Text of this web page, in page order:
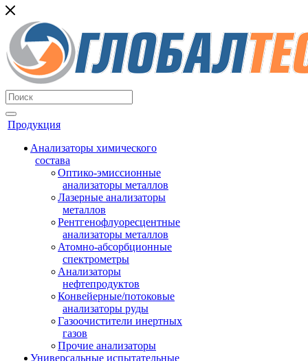
Продукция
Анализаторы химического
состава
Оптико-эмиссионные
анализаторы металлов
Лазерные анализаторы
металлов
Рентгенофлуоресцентные
анализаторы металлов
Атомно-абсорбционные
спектрометры
Анализаторы
нефтепродуктов
Конвейерные/потоковые
анализаторы руды
Газоочистители инертных
газов
Прочие анализаторы
Универсальные испытательные